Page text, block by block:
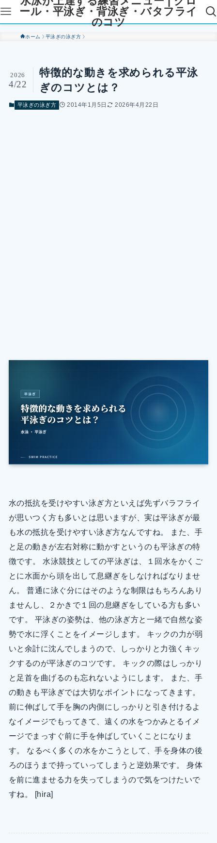
ール・平泳ぎ・背泳ぎ・バタフライ
のコツ
ホーム 平泳ぎの泳ぎ方
特徴的な動きを求められる平泳
ぎのコツとは？
2026
4/22
平泳ぎの泳ぎ方 2014年1月5日 2026年4月22日
水の抵抗を受けやすい泳ぎ方といえば先ずバラフライ
が思いつく方も多いとは思いますが、実は平泳ぎが最
も水の抵抗を受けやすい泳ぎ方なんですね。 また、手
と足の動きが左右対称に動かすというのも平泳ぎの特
徴です。 水泳競技としての平泳ぎは、１回水をかくご
とに水面から頭を出して息継ぎをしなければなりませ
ん。 普通に泳ぐ分にはそのような制限はもちろんあり
ませんし、２かきで１回の息継ぎをしている方も多い
です。 平泳ぎの姿勢は、他の泳ぎ方と一緒で自然な姿
勢で水に浮くことをイメージします。 キックの力が弱
いと余計に沈んでしまうので、しっかりと力強くキッ
クするのが平泳ぎのコツです。 キックの際はしっかり
と足首を曲げるのも忘れないようにします。 また、手
の動きも平泳ぎでは大切なポイントになってきます。
前に伸ばして手を胸の内側にしっかりと引き付けるよ
なイメージでもってきて、遠くの水をつかみとるイメ
ージでまっすぐ前に手を伸ばしていくことになりま
す。 なるべく多くの水をかこうとして、手を身体の後
ろのほうまで持っていってしまうと逆効果です。 身体
を前に進ませる力を失ってしまうので気をつけたいで
すね。 [hira]